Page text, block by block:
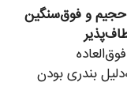
حجیم و فوق‌سنگین
بندری بودن